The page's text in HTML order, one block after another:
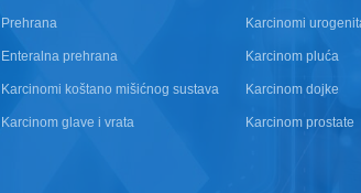
Prehrana
Enteralna prehrana
Karcinomi koštano mišićnog sustava
Karcinom glave i vrata
Karcinomi
Karcinom pluća
Karcinom dojke
Karcinom prostate